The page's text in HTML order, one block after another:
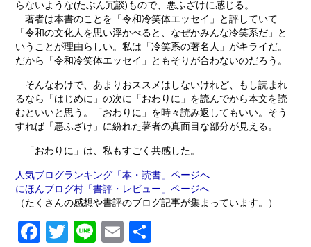
らないような(たぶん冗談)もので、悪ふざけに感じる。
著者は本書のことを「令和冷笑体エッセイ」と評していて
「令和の文化人を思い浮かべると、なぜかみんな冷笑系だ」と
いうことが理由らしい。私は「冷笑系の著名人」がキライだ。
だから「令和冷笑体エッセイ」ともそりが合わないのだろう。
そんなわけで、あまりおススメはしないけれど、もし読まれ
るなら「はじめに」の次に「おわりに」を読んでから本文を読
むといいと思う。「おわりに」を時々読み返してもいい。そう
すれば「悪ふざけ」に紛れた著者の真面目な部分が見える。
「おわりに」は、私もすごく共感した。
人気ブログランキング「本・読書」ページへ
にほんブログ村「書評・レビュー」ページへ
（たくさんの感想や書評のブログ記事が集まっています。）
Fa T Li E